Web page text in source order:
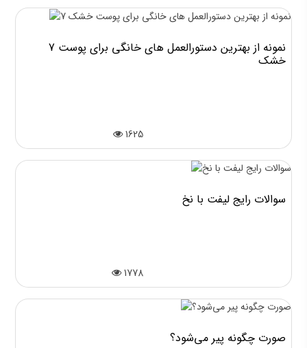
7 نمونه از بهترین دستورالعمل های خانگی برای پوست
خشک
1625
سوالات رایج لیفت با نخ
1778
صورت چگونه پیر می‌شود؟